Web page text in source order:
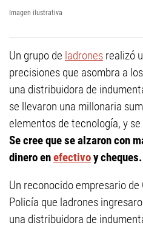
Imagen ilustrativa
Un grupo de ladrones realizó
precisiones que asombra a
una distribuidora de
se llevaron una millonaria
elementos de tecnología, y
Se cree que se alzaron con
dinero enefectivoy cheques.
Un reconocido empresario
Policía que ladrones
una distribuidora de